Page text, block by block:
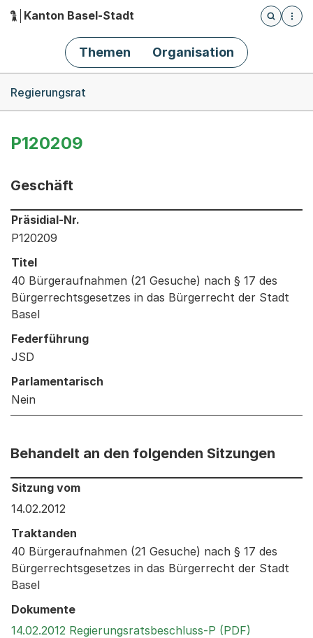
Hauptnavigation
Kanton Basel-Stadt
Öffnet
Themen Organisation
Regierungsrat
P120209
Geschäft
Informationen zum Ausgewählten Geschäft
Präsidial-Nr.
P120209
Titel
40 Bürgeraufnahmen (21 Gesuche) nach § 17 des
Bürgerrechtsgesetzes in das Bürgerrecht der Stadt
Basel
Federführung
JSD
Parlamentarisch
Nein
Behandelt an den folgenden Sitzungen
Behandelt an den folgenden Sitzungen: Informationen
Sitzung vom
14.02.2012
Traktanden
40 Bürgeraufnahmen (21 Gesuche) nach § 17 des
Bürgerrechtsgesetzes in das Bürgerrecht der Stadt
Basel
Dokumente
14.02.2012 Regierungsratsbeschluss-P (PDF)